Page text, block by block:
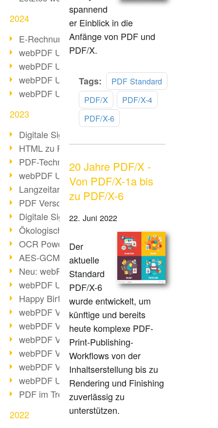
2024
E-Rechnungsstellung ab 2025
webPDF Update 9.0.0.3584
webPDF Update 9.0.0.3479
webPDF Update 9.0.0.3361
webPDF Update 9.0.0.3264
2023
Digitale Signatur in PDF
HTML zu PDF
PDF-Techniken für Barrierefreiheit
webPDF Update 9.0.0.3149
Langzeitarchivierung mit PDF/A
PDF Verschlüsselung
Digitale Signaturen
Ökologischen Abdruck reduzieren
OCR Power für Profis
AES-GCM-Unterstützung (PDF 2.0)
Neu: webPDF Developer Hub
webPDF Update 9.0.0.2898
Happy Birthday, PDF!
webPDF Video-Session 4
webPDF Video-Session 3
webPDF Video-Session 2
webPDF Video-Session 1
webPDF Video-Session Termine
webPDF Update 9.0.0.2843
PDF im Trend
2022
spannend
er Einblick in die
Anfänge von PDF und
PDF/X.
Tags:
PDF Standard
PDF/X
PDF/X-4
PDF/X-6
20 Jahre PDF/X -
Von PDF/X-1a bis
zu PDF/X-6
22. Juni 2022
Der
aktuelle
Standard
PDF/X-6
wurde entwickelt, um
künftige und bereits
heute komplexe PDF-
Print-Publishing-
Workflows von der
Inhaltserstellung bis zu
Rendering und Finishing
zuverlässig zu
unterstützen.